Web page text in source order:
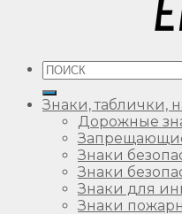
Искать:
Знаки, таблички,
Дорожные
Знаки
Знаки
Знаки для
Знаки